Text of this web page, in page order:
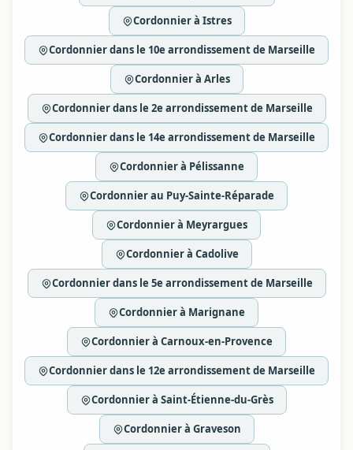
Cordonnier à Istres
Cordonnier dans le 10e arrondissement de Marseille
Cordonnier à Arles
Cordonnier dans le 2e arrondissement de Marseille
Cordonnier dans le 14e arrondissement de Marseille
Cordonnier à Pélissanne
Cordonnier au Puy-Sainte-Réparade
Cordonnier à Meyrargues
Cordonnier à Cadolive
Cordonnier dans le 5e arrondissement de Marseille
Cordonnier à Marignane
Cordonnier à Carnoux-en-Provence
Cordonnier dans le 12e arrondissement de Marseille
Cordonnier à Saint-Étienne-du-Grès
Cordonnier à Graveson